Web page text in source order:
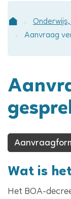
helpen?
Startpagina
Aanvraag
Wat is
Het BOA-